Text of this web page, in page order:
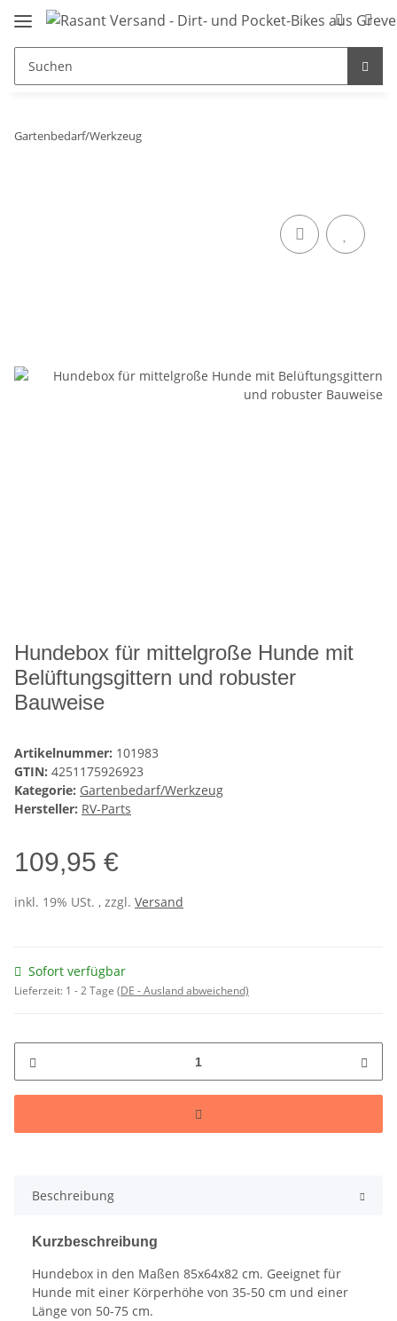
Gartenbedarf/Werkzeug
Hundebox für mittelgroße Hunde mit
Belüftungsgittern und robuster
Bauweise
Artikelnummer: 101983
GTIN: 4251175926923
Kategorie: Gartenbedarf/Werkzeug
Hersteller: RV-Parts
109,95 €
inkl. 19% USt. , zzgl. Versand
Sofort verfügbar
Lieferzeit: 1 - 2 Tage (DE - Ausland abweichend)
Beschreibung
Kurzbeschreibung
Hundebox in den Maßen 85x64x82 cm. Geeignet für
Hunde mit einer Körperhöhe von 35-50 cm und einer
Länge von 50-75 cm.